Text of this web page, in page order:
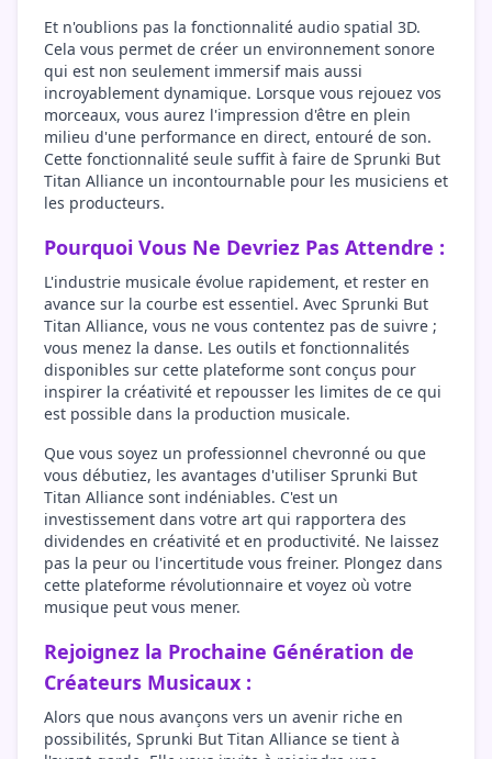
Et n'oublions pas la fonctionnalité audio spatial 3D.
Cela vous permet de créer un environnement sonore
qui est non seulement immersif mais aussi
incroyablement dynamique. Lorsque vous rejouez vos
morceaux, vous aurez l'impression d'être en plein
milieu d'une performance en direct, entouré de son.
Cette fonctionnalité seule suffit à faire de Sprunki But
Titan Alliance un incontournable pour les musiciens et
les producteurs.
Pourquoi Vous Ne Devriez Pas Attendre :
L'industrie musicale évolue rapidement, et rester en
avance sur la courbe est essentiel. Avec Sprunki But
Titan Alliance, vous ne vous contentez pas de suivre ;
vous menez la danse. Les outils et fonctionnalités
disponibles sur cette plateforme sont conçus pour
inspirer la créativité et repousser les limites de ce qui
est possible dans la production musicale.
Que vous soyez un professionnel chevronné ou que
vous débutiez, les avantages d'utiliser Sprunki But
Titan Alliance sont indéniables. C'est un
investissement dans votre art qui rapportera des
dividendes en créativité et en productivité. Ne laissez
pas la peur ou l'incertitude vous freiner. Plongez dans
cette plateforme révolutionnaire et voyez où votre
musique peut vous mener.
Rejoignez la Prochaine Génération de
Créateurs Musicaux :
Alors que nous avançons vers un avenir riche en
possibilités, Sprunki But Titan Alliance se tient à